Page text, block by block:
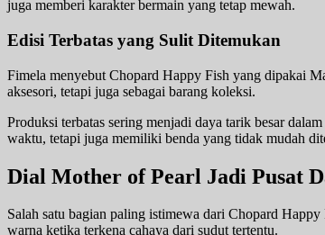
juga memberi karakter bermain yang tetap mewah.
Edisi Terbatas yang Sulit Ditemukan
Fimela menyebut Chopard Happy Fish yang dipakai
aksesori, tetapi juga sebagai barang koleksi.
Produksi terbatas sering menjadi daya tarik besar
waktu, tetapi juga memiliki benda yang tidak mudah
Dial Mother of Pearl Jadi Pusat
Salah satu bagian paling istimewa dari Chopard
warna ketika terkena cahaya dari sudut tertentu.